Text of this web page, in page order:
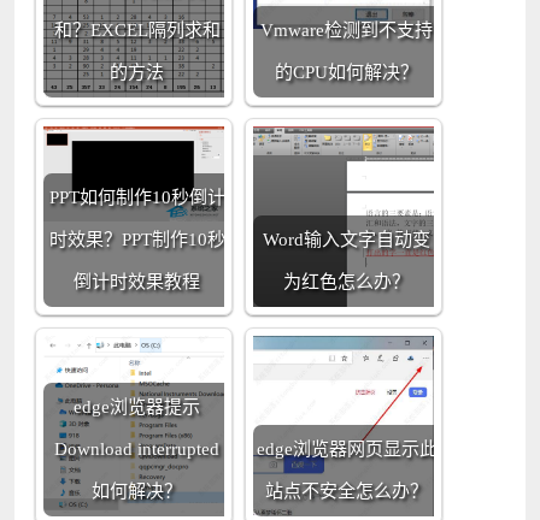
和？EXCEL隔列求和
的方法
Vmware检测到不支持
的CPU如何解决？
PPT如何制作10秒倒计
时效果？PPT制作10秒
倒计时效果教程
Word输入文字自动变
为红色怎么办？
edge浏览器提示
Download interrupted
如何解决？
edge浏览器网页显示此
站点不安全怎么办？